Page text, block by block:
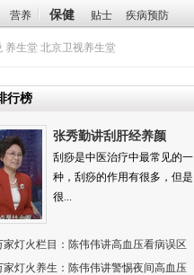
营养 保健 贴士 疾病预防
养生堂 北京卫视养生堂
行榜
张秀勤讲刮肝经养颜
刮痧是中医治疗中最常见的一
种，刮痧的作用有很多，但是
很...
家灯火栏目：陈伟伟讲高血压看病误区
家灯火养生：陈伟伟讲警惕夜间高血压